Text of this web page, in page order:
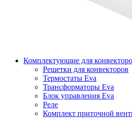
Комплектующие для
Решетки для конвекторов
Термостаты Eva
Трансформаторы Eva
Блок управления Eva
Реле
Комплект приточной